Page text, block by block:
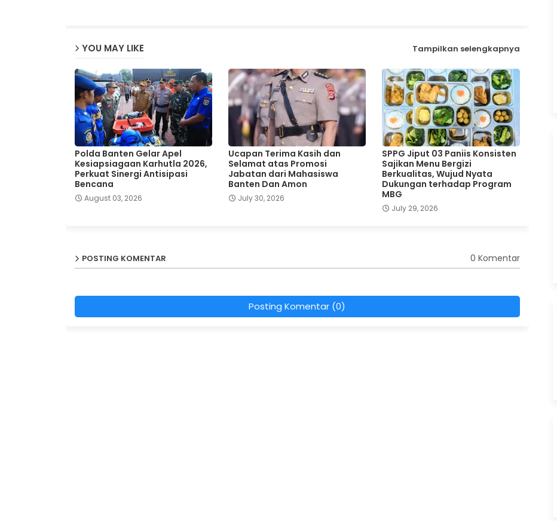
YOU MAY LIKE Tampilkan selengkapnya
Polda Banten Gelar Apel
Kesiapsiagaan Karhutla 2026,
Perkuat Sinergi Antisipasi
Bencana
August 03, 2026
Ucapan Terima Kasih dan
Selamat atas Promosi
Jabatan dari Mahasiswa
Banten Dan Amon
July 30, 2026
SPPG Jiput 03 Paniis Konsisten
Sajikan Menu Bergizi
Berkualitas, Wujud Nyata
Dukungan terhadap Program
MBG
July 29, 2026
POSTING KOMENTAR 0 Komentar
Posting Komentar (0)